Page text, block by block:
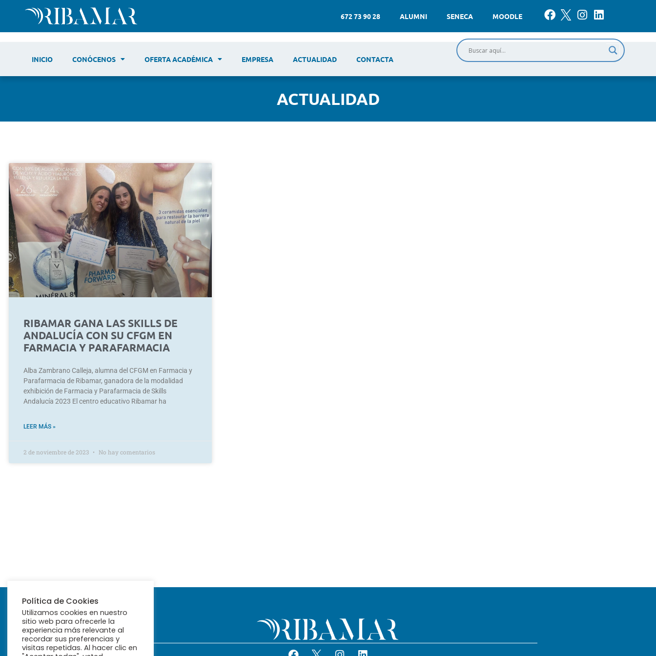
672 73 90 28 ALUMNI SENECA MOODLE
INICIO CONÓCENOS OFERTA ACADÉMICA EMPRESA ACTUALIDAD CONTACTA
ACTUALIDAD
RIBAMAR GANA LAS SKILLS DE
ANDALUCÍA CON SU CFGM EN
FARMACIA Y PARAFARMACIA
Alba Zambrano Calleja, alumna del CFGM en Farmacia y
Parafarmacia de Ribamar, ganadora de la modalidad
exhibición de Farmacia y Parafarmacia de Skills
Andalucía 2023 El centro educativo Ribamar ha
LEER MÁS »
2 de noviembre de 2023 No hay comentarios
Política de Cookies
Utilizamos cookies en nuestro
sitio web para ofrecerle la
experiencia más relevante al
recordar sus preferencias y
visitas repetidas. Al hacer clic en